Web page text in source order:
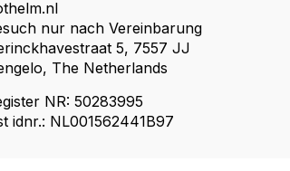
nur nach Vereinbarung
5, 7557 JJ
The Netherlands
NR: 50283995
idnr.: NL001562441B97